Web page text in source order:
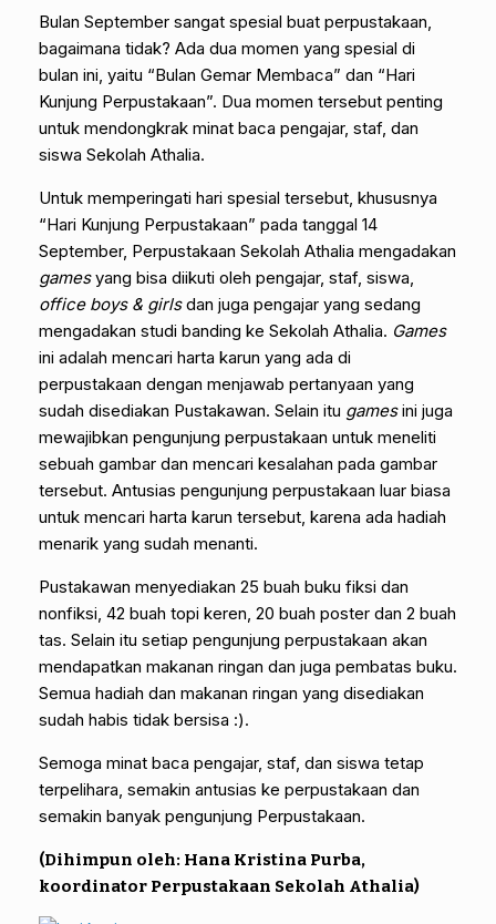
Bulan September sangat spesial buat perpustakaan,
bagaimana tidak? Ada dua momen yang spesial di
bulan ini, yaitu “Bulan Gemar Membaca” dan “Hari
Kunjung Perpustakaan”. Dua momen tersebut penting
untuk mendongkrak minat baca pengajar, staf, dan
siswa Sekolah Athalia.
Untuk memperingati hari spesial tersebut, khususnya
“Hari Kunjung Perpustakaan” pada tanggal 14
September, Perpustakaan Sekolah Athalia mengadakan
gamesyang bisa diikuti oleh pengajar, staf, siswa,
office boys & girlsdan juga pengajar yang sedang
mengadakan studi banding ke Sekolah Athalia. Games
ini adalah mencari harta karun yang ada di
perpustakaan dengan menjawab pertanyaan yang
sudah disediakan Pustakawan. Selain itu gamesini juga
mewajibkan pengunjung perpustakaan untuk meneliti
sebuah gambar dan mencari kesalahan pada gambar
tersebut. Antusias pengunjung perpustakaan luar biasa
untuk mencari harta karun tersebut, karena ada hadiah
menarik yang sudah menanti.
Pustakawan menyediakan 25 buah buku fiksi dan
nonfiksi, 42 buah topi keren, 20 buah poster dan 2 buah
tas. Selain itu setiap pengunjung perpustakaan akan
mendapatkan makanan ringan dan juga pembatas buku.
Semua hadiah dan makanan ringan yang disediakan
sudah habis tidak bersisa :).
Semoga minat baca pengajar, staf, dan siswa tetap
terpelihara, semakin antusias ke perpustakaan dan
semakin banyak pengunjung Perpustakaan.
(Dihimpun oleh: Hana Kristina Purba,
koordinator Perpustakaan Sekolah Athalia)